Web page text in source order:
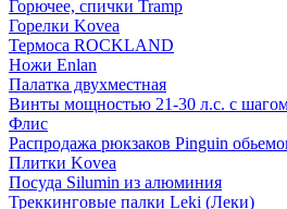
Горючее, спички Tramp
Горелки Kovea
Термоса ROCKLAND
Ножи Enlan
Палатка двухместная
Винты мощностью 21-30 л.с. с
Флис
Распродажа рюкзаков Pinguin
Плитки Kovea
Посуда Silumin из алюминия
Треккинговые палки Leki (Леки)